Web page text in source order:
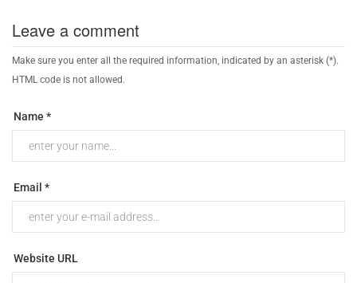
Leave a comment
Make sure you enter all the required information, indicated by an asterisk (*).
HTML code is not allowed.
Name *
Email *
Website URL